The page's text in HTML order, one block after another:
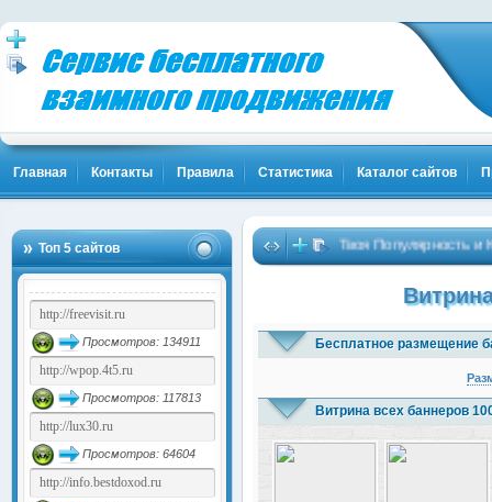
Главная Контакты Правила Статистика Каталог сайтов
Топ 5 сайтов
Просмотров: 134911
Просмотров: 117813
Просмотров: 64604
Твоя Популярность и
Бесплатное размещение
Витрина всех баннеров